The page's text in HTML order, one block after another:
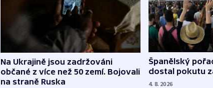
Na Ukrajině jsou zadržováni
občané z více než 50 zemí. Bojovali
na straně Ruska
Španělský
dostal pokutu
4. 8. 2026